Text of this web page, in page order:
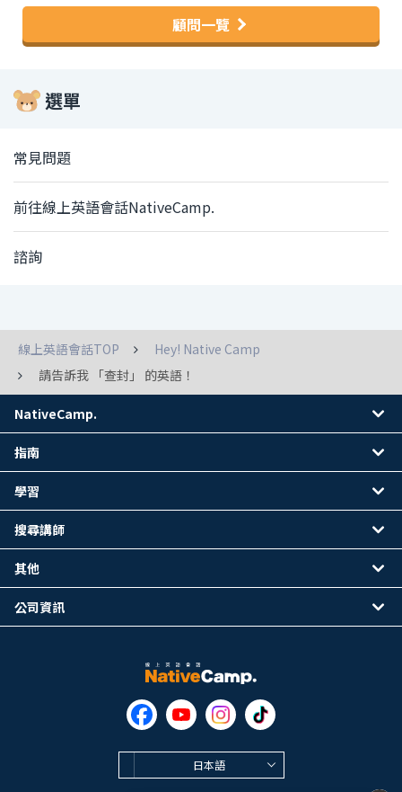
顧問一覽
選單
常見問題
前往線上英語會話NativeCamp.
諮詢
線上英語會話TOP
Hey! Native Camp
請告訴我 「查封」 的英語！
日本語
NativeCamp.
指南
學習
搜尋講師
其他
公司資訊